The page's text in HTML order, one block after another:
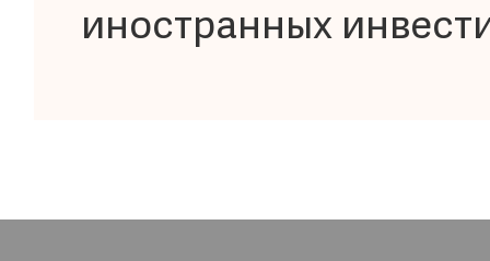
иностранных